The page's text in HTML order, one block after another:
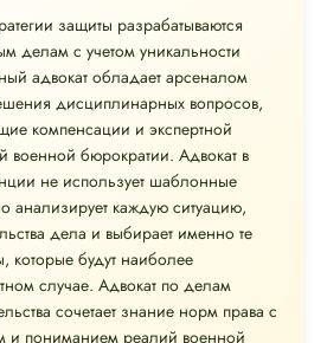
защиты разрабатываются
делам с учетом уникальности
адвокат обладает арсеналом
дисциплинарных вопросов,
компенсации и экспертной
военной бюрократии. Адвокат в
не использует шаблонные
анализирует каждую ситуацию,
дела и выбирает именно те
которые будут наиболее
случае. Адвокат по делам
сочетает знание норм права с
и пониманием реалий военной